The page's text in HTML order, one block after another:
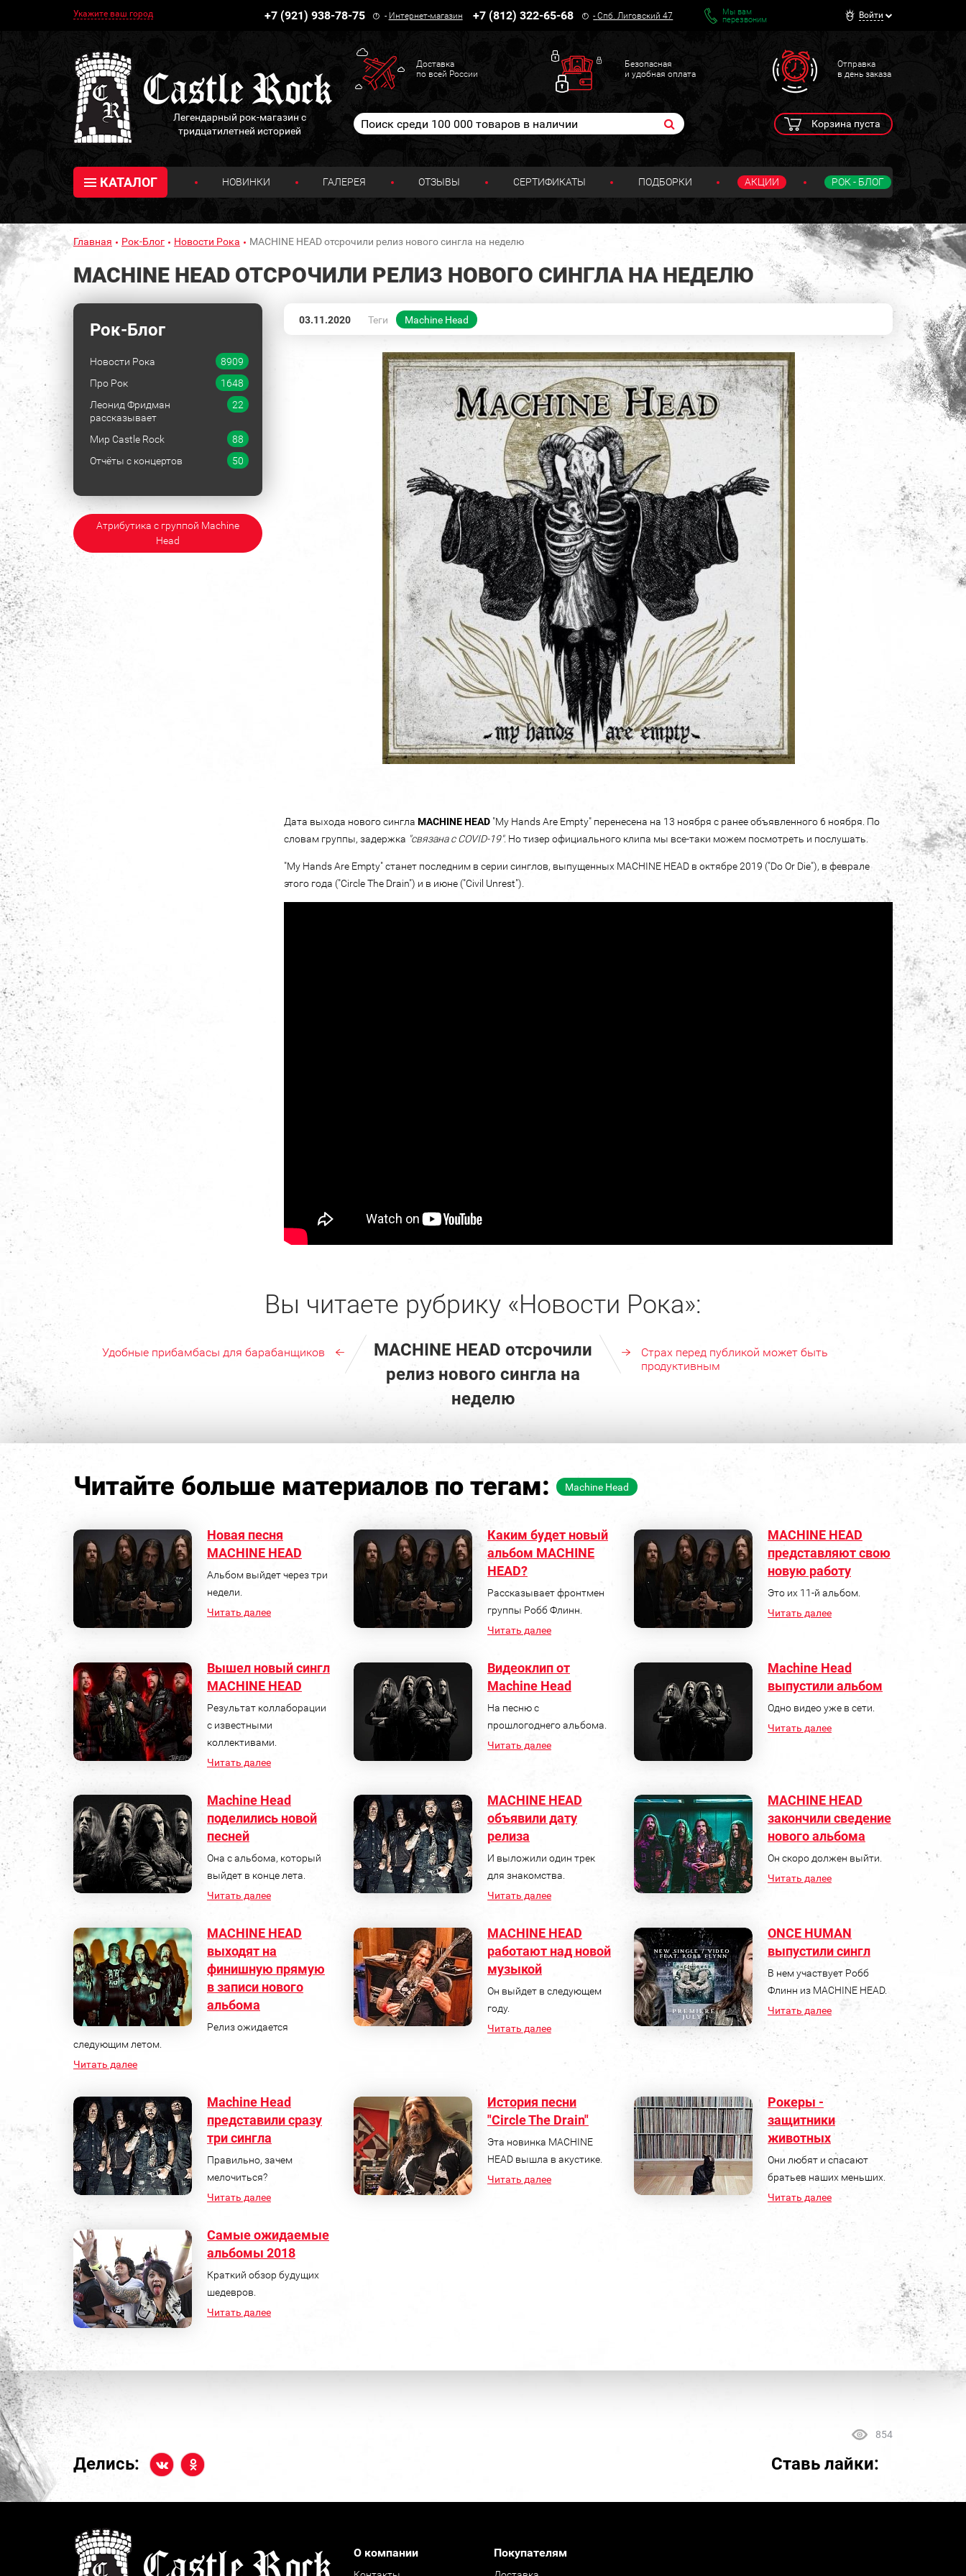
Укажите ваш город +7 (921) 938-78-75 - Интернет-магазин +7 (812) 322-65-68 -Спб. Лиговский 47
Мы вам
перезвоним
Войти
Легендарный рок-магазин с
тридцатилетней историей
Доставка
по всей России
Безопасная
и удобная оплата
Отправка
в день заказа
Корзина пуста
КАТАЛОГ НОВИНКИ ГАЛЕРЕЯ ОТЗЫВЫ СЕРТИФИКАТЫ ПОДБОРКИ АКЦИИ РОК - БЛОГ
Главная Рок-Блог Новости Рока MACHINE HEAD отсрочили релиз нового сингла на неделю
MACHINE HEAD ОТСРОЧИЛИ РЕЛИЗ НОВОГО СИНГЛА НА НЕДЕЛЮ
Рок-Блог
Новости Рока
8909
Про Рок
1648
Леонид Фридман
рассказывает
22
Мир Castle Rock
88
Отчёты с концертов
50
Атрибутика с группой Machine
Head
03.11.2020 Теги Machine Head
Дата выхода нового сингла MACHINE HEAD"My Hands Are Empty" перенесена на 13 ноября с ранее объявленного 6 ноября. По
словам группы, задержка "связана с COVID-19". Но тизер официального клипа мы все-таки можем посмотреть и послушать.
"My Hands Are Empty" станет последним в серии синглов, выпущенных MACHINE HEAD в октябре 2019 ("Do Or Die"), в феврале
этого года ("Circle The Drain") и в июне ("Civil Unrest").
Вы читаете рубрику «Новости Рока»:
Удобные прибамбасы для барабанщиков
MACHINE HEAD отсрочили
релиз нового сингла на
неделю
Страх перед публикой может быть
продуктивным
Читайте больше материалов по тегам: Machine Head
Новая песня
MACHINE HEAD
Альбом выйдет через три
недели.
Читать далее
Каким будет новый
альбом MACHINE
HEAD?
Рассказывает фронтмен
группы Робб Флинн.
Читать далее
MACHINE HEAD
представляют свою
новую работу
Это их 11-й альбом.
Читать далее
Вышел новый сингл
MACHINE HEAD
Результат коллаборации
с известными
коллективами.
Читать далее
Видеоклип от
Machine Head
На песню с
прошлогоднего альбома.
Читать далее
Machine Head
выпустили альбом
Одно видео уже в сети.
Читать далее
Machine Head
поделились новой
песней
Она с альбома, который
выйдет в конце лета.
Читать далее
MACHINE HEAD
объявили дату
релиза
И выложили один трек
для знакомства.
Читать далее
MACHINE HEAD
закончили сведение
нового альбома
Он скоро должен выйти.
Читать далее
MACHINE HEAD
выходят на
финишную прямую
в записи нового
альбома
Релиз ожидается
следующим летом.
Читать далее
MACHINE HEAD
работают над новой
музыкой
Он выйдет в следующем
году.
Читать далее
ONCE HUMAN
выпустили сингл
В нем участвует Робб
Флинн из MACHINE HEAD.
Читать далее
Machine Head
представили сразу
три сингла
Правильно, зачем
мелочиться?
Читать далее
История песни
"Circle The Drain"
Эта новинка MACHINE
HEAD вышла в акустике.
Читать далее
Рокеры -
защитники
животных
Они любят и спасают
братьев наших меньших.
Читать далее
Самые ожидаемые
альбомы 2018
Краткий обзор будущих
шедевров.
Читать далее
854
Делись: Ставь лайки:
О компании Покупателям